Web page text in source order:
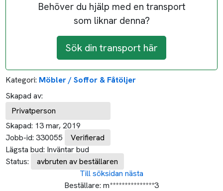
Behöver du hjälp med en transport
som liknar denna?
Sök din transport här
Kategori: Möbler / Soffor & Fåtöljer
Skapad av:
Privatperson
Skapad: 13 mar, 2019
Jobb-id: 330055
Verifierad
Lägsta bud: Inväntar bud
Status:
avbruten av beställaren
Till söksidan nästa
Beställare: m***************3